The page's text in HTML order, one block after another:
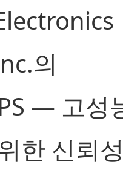
의
— 고성
한 신뢰